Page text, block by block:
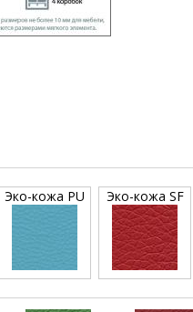
Эко-кожа PU Эко-кожа SF